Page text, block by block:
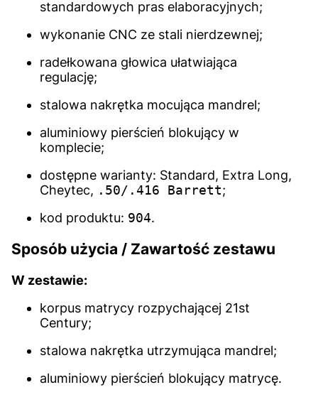
standardowych pras elaboracyjnych;
wykonanie CNC ze stali nierdzewnej;
radełkowana głowica ułatwiająca
regulację;
stalowa nakrętka mocująca mandrel;
aluminiowy pierścień blokujący w
komplecie;
dostępne warianty: Standard, Extra Long,
Cheytec, .50/.416 Barrett;
kod produktu: 904.
Sposób użycia / Zawartość zestawu
W zestawie:
korpus matrycy rozpychającej 21st
Century;
stalowa nakrętka utrzymująca mandrel;
aluminiowy pierścień blokujący matrycę.